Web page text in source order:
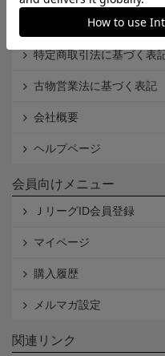
Cookieポリシー
特定商取引法に基づく表
古物営業法に基づく表記
会社概要
ヘルプページ
会員向けメニュー
ＪリーグID会員登録
マイページ
購入履歴
メルマガ設定
関連リンク